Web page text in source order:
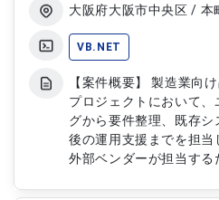
認および検証 ・テスト
大阪府大阪市中央区 / 本
VB.NET
【案件概要】 製造業向
プロジェクトにおいて
グから要件整理、既存シ
後の運用支援までを担
外部ベンダーが担当する
円滑に推進する上流工